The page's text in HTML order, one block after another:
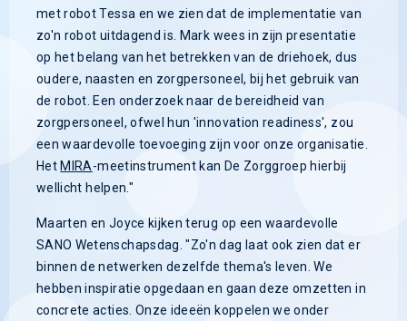
met robot Tessa en we zien dat de implementatie van
zo'n robot uitdagend is. Mark wees in zijn presentatie
op het belang van het betrekken van de driehoek, dus
oudere, naasten en zorgpersoneel, bij het gebruik van
de robot. Een onderzoek naar de bereidheid van
zorgpersoneel, ofwel hun 'innovation readiness', zou
een waardevolle toevoeging zijn voor onze organisatie.
Het MIRA-meetinstrument kan De Zorggroep hierbij
wellicht helpen."
Maarten en Joyce kijken terug op een waardevolle
SANO Wetenschapsdag. "Zo'n dag laat ook zien dat er
binnen de netwerken dezelfde thema's leven. We
hebben inspiratie opgedaan en gaan deze omzetten in
concrete acties. Onze ideeën koppelen we onder